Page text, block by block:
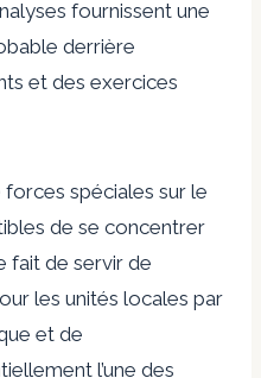
fournissent une
derrière
et des exercices
forces spéciales sur le
de se concentrer
fait de servir de
les unités locales par
et de
l’une des